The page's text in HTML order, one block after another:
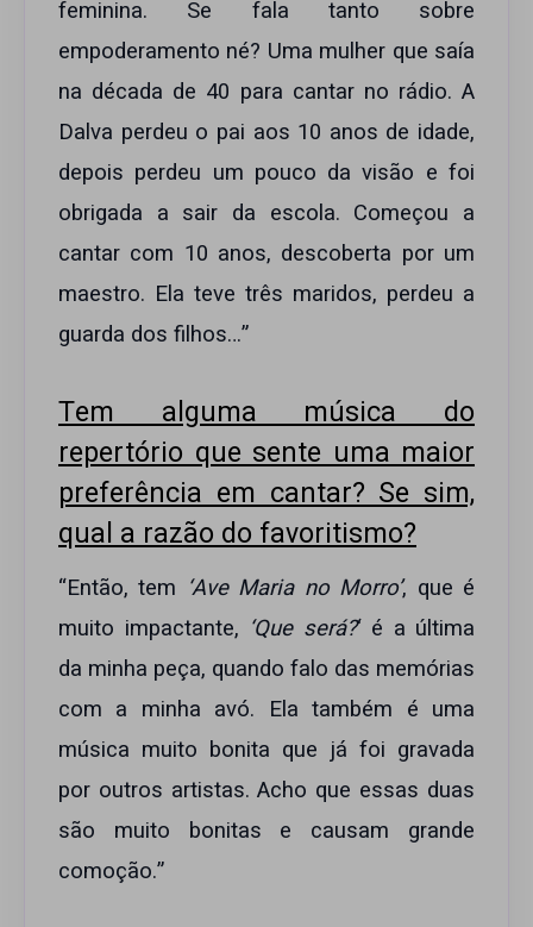
feminina. Se fala tanto sobre
empoderamento né? Uma mulher que saía
na década de 40 para cantar no rádio. A
Dalva perdeu o pai aos 10 anos de idade,
depois perdeu um pouco da visão e foi
obrigada a sair da escola. Começou a
cantar com 10 anos, descoberta por um
maestro. Ela teve três maridos, perdeu a
guarda dos filhos…”
Tem alguma música do
repertório que sente uma maior
preferência em cantar? Se sim,
qual a razão do favoritismo?
“Então, tem ‘Ave Maria no Morro’, que é
muito impactante, ‘Que será?‘ é a última
da minha peça, quando falo das memórias
com a minha avó. Ela também é uma
música muito bonita que já foi gravada
por outros artistas. Acho que essas duas
são muito bonitas e causam grande
comoção.”